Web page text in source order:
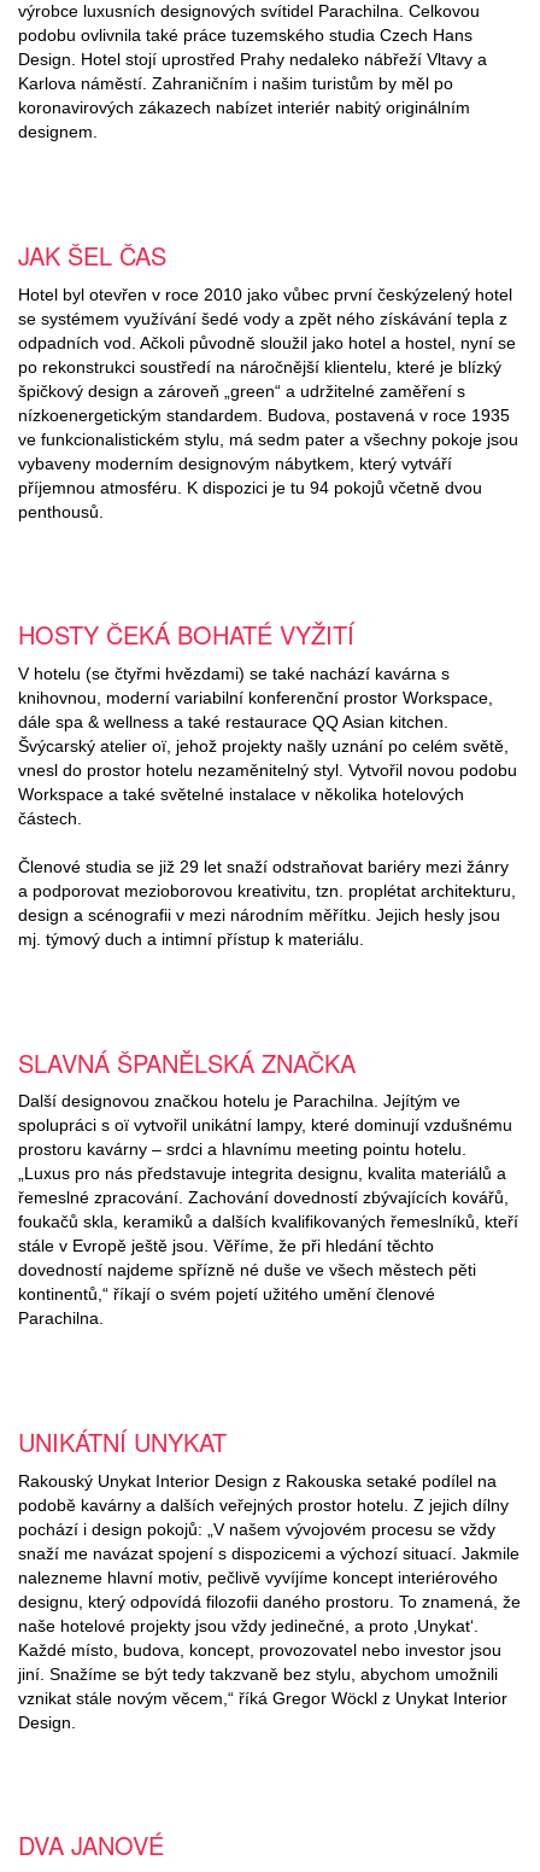
výrobce luxusních designových svítidel Parachilna. Celkovou
podobu ovlivnila také práce tuzemského studia Czech Hans
Design. Hotel stojí uprostřed Prahy nedaleko nábřeží Vltavy a
Karlova náměstí. Zahraničním i našim turistům by měl po
koronavirových zákazech nabízet interiér nabitý originálním
designem.
JAK ŠEL ČAS
Hotel byl otevřen v roce 2010 jako vůbec první českýzelený hotel
se systémem využívání šedé vody a zpět ného získávání tepla z
odpadních vod. Ačkoli původně sloužil jako hotel a hostel, nyní se
po rekonstrukci soustředí na náročnější klientelu, které je blízký
špičkový design a zároveň „green“ a udržitelné zaměření s
nízkoenergetickým standardem. Budova, postavená v roce 1935
ve funkcionalistickém stylu, má sedm pater a všechny pokoje jsou
vybaveny moderním designovým nábytkem, který vytváří
příjemnou atmosféru. K dispozici je tu 94 pokojů včetně dvou
penthousů.
HOSTY ČEKÁ BOHATÉ VYŽITÍ
V hotelu (se čtyřmi hvězdami) se také nachází kavárna s
knihovnou, moderní variabilní konferenční prostor Workspace,
dále spa & wellness a také restaurace QQ Asian kitchen.
Švýcarský atelier oï, jehož projekty našly uznání po celém světě,
vnesl do prostor hotelu nezaměnitelný styl. Vytvořil novou podobu
Workspace a také světelné instalace v několika hotelových
částech.
Členové studia se již 29 let snaží odstraňovat bariéry mezi žánry
a podporovat mezioborovou kreativitu, tzn. proplétat architekturu,
design a scénografii v mezi národním měřítku. Jejich hesly jsou
mj. týmový duch a intimní přístup k materiálu.
SLAVNÁ ŠPANĚLSKÁ ZNAČKA
Další designovou značkou hotelu je Parachilna. Jejítým ve
spolupráci s oï vytvořil unikátní lampy, které dominují vzdušnému
prostoru kavárny – srdci a hlavnímu meeting pointu hotelu.
„Luxus pro nás představuje integrita designu, kvalita materiálů a
řemeslné zpracování. Zachování dovedností zbývajících kovářů,
foukačů skla, keramiků a dalších kvalifikovaných řemeslníků, kteří
stále v Evropě ještě jsou. Věříme, že při hledání těchto
dovedností najdeme spřízně né duše ve všech městech pěti
kontinentů,“ říkají o svém pojetí užitého umění členové
Parachilna.
UNIKÁTNÍ UNYKAT
Rakouský Unykat Interior Design z Rakouska setaké podílel na
podobě kavárny a dalších veřejných prostor hotelu. Z jejich dílny
pochází i design pokojů: „V našem vývojovém procesu se vždy
snaží me navázat spojení s dispozicemi a výchozí situací. Jakmile
nalezneme hlavní motiv, pečlivě vyvíjíme koncept interiérového
designu, který odpovídá filozofii daného prostoru. To znamená, že
naše hotelové projekty jsou vždy jedinečné, a proto ‚Unykat‘.
Každé místo, budova, koncept, provozovatel nebo investor jsou
jiní. Snažíme se být tedy takzvaně bez stylu, abychom umožnili
vznikat stále novým věcem,“ říká Gregor Wöckl z Unykat Interior
Design.
DVA JANOVÉ